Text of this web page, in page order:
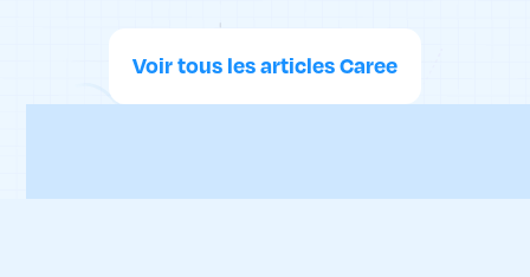
Voir tous les articles Caree